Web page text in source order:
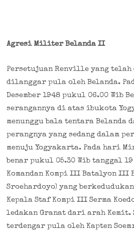
Agresi Militer Belanda II
Persetujuan Renville yang
dilanggar pula oleh Belanda.
Desember 1948 pukul 06.00 Wib
serangannya di atas ibukota
menunggu bala tentara Belanda
perangnya yang sedang dalam
menuju Yogyakarta. Pada hari
benar pukul 05.30 Wib tanggal 19
Komandan Kompi III Batalyon III
Sroehardoyo) yang
Kepala Staf Kompi III Serma
ledakan Granat dari arah Kemit.
terdengar pula oleh Kapten